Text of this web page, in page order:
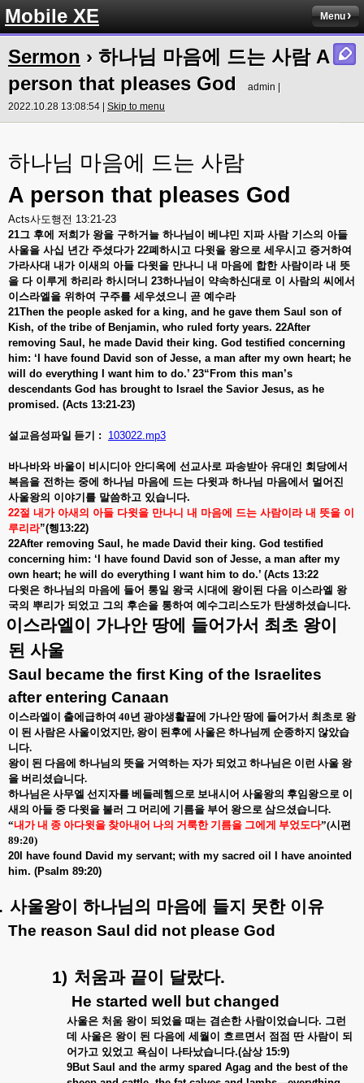
Mobile XE Menu
Sermon › 하나님 마음에 드는 사람 A
person that pleases God
admin |
2022.10.28 13:08:54 | Skip to menu
하나님 마음에 드는 사람
A person that pleases God
Acts사도행전 13:21-23
21그 후에 저희가 왕을 구하거늘 하나님이 베냐민 지파 사람 기스의 아들
사울을 사십 년간 주셨다가22폐하시고 다윗을 왕으로 세우시고 증거하여
가라사대 내가 이새의 아들 다윗을 만나니 내 마음에 합한 사람이라 내 뜻
을 다 이루게 하리라 하시더니 23하나님이 약속하신대로 이 사람의 씨에서
이스라엘을 위하여 구주를 세우셨으니 곧 예수라
21Then the people asked for a king, and he gave them Saul son of
Kish, of the tribe of Benjamin, who ruled forty years. 22After
removing Saul, he made David their king. God testified concerning
him: ‘I have found David son of Jesse, a man after my own heart; he
will do everything I want him to do.’ 23“From this man’s
descendants God has brought to Israel the Savior Jesus, as he
promised. (Acts 13:21-23)
설교음성파일 듣기 : 103022.mp3
바나바와 바울이 비시디아 안디옥에 선교사로 파송받아 유대인 회당에서
복음을 전하는 중에 하나님 마음에 드는 다윗과 하나님 마음에서 멀어진
사울왕의 이야기를 말씀하고 있습니다.
22절 내가 아새의 아들 다윗을 만나니 내 마음에 드는 사람이라 내 뜻을 이
루리라”(헹13:22)
22After removing Saul, he made David their king. God testified
concerning him: ‘I have found David son of Jesse, a man after my
own heart; he will do everything I want him to do.’ (Acts 13:22
다윗은 하나님의 마음에 들어 통일 왕국 시대에 왕이된 다음 이스라엘 왕
국의 뿌리가 되었고 그의 후손을 통하여 예수그리스도가 탄생하셨습니다.
이스라엘이 가나안 땅에 들어가서 최초 왕이
된 사울
Saul became the first King of the Israelites
after entering Canaan
이스라엘이 출에급하여 40년 광야생활끝에 가나안 땅에 들어가서 최초로 왕
이 된 사람은 사울이었지만, 왕이 된후에 사울은 하나님께 순종하지 않았습
니다.
왕이 된 다음에 하나님의 뜻을 거역하는 자가 되었고 하나님은 이런 사울 왕
을 버리셨습니다.
하나님은 사무엘 선지자를 베들레헴으로 보내시어 사울왕의 후임왕으로 이
새의 아들 중 다윗을 불러 그 머리에 기름을 부어 왕으로 삼으셨습니다.
“내가 내 종 아다윗을 찾아내어 나의 거룩한 기름을 그에게 부었도다”(시편
89:20)
20I have found David my servant; with my sacred oil I have anointed
him. (Psalm 89:20)
사울왕이 하나님의 마음에 들지 못한 이유
The reason Saul did not please God
1) 처움과 끝이 달랐다.
He started well but changed
사울은 처움 왕이 되었을 때는 겸손한 사람이었습니다. 그런
데 사울은 왕이 된 다음에 세월이 흐르면서 점점 딴 사람이
되
어가고 있었고 욕심이 나타났습니다.(삼상 15:9)
9But Saul and the army spared Agag and the best of the